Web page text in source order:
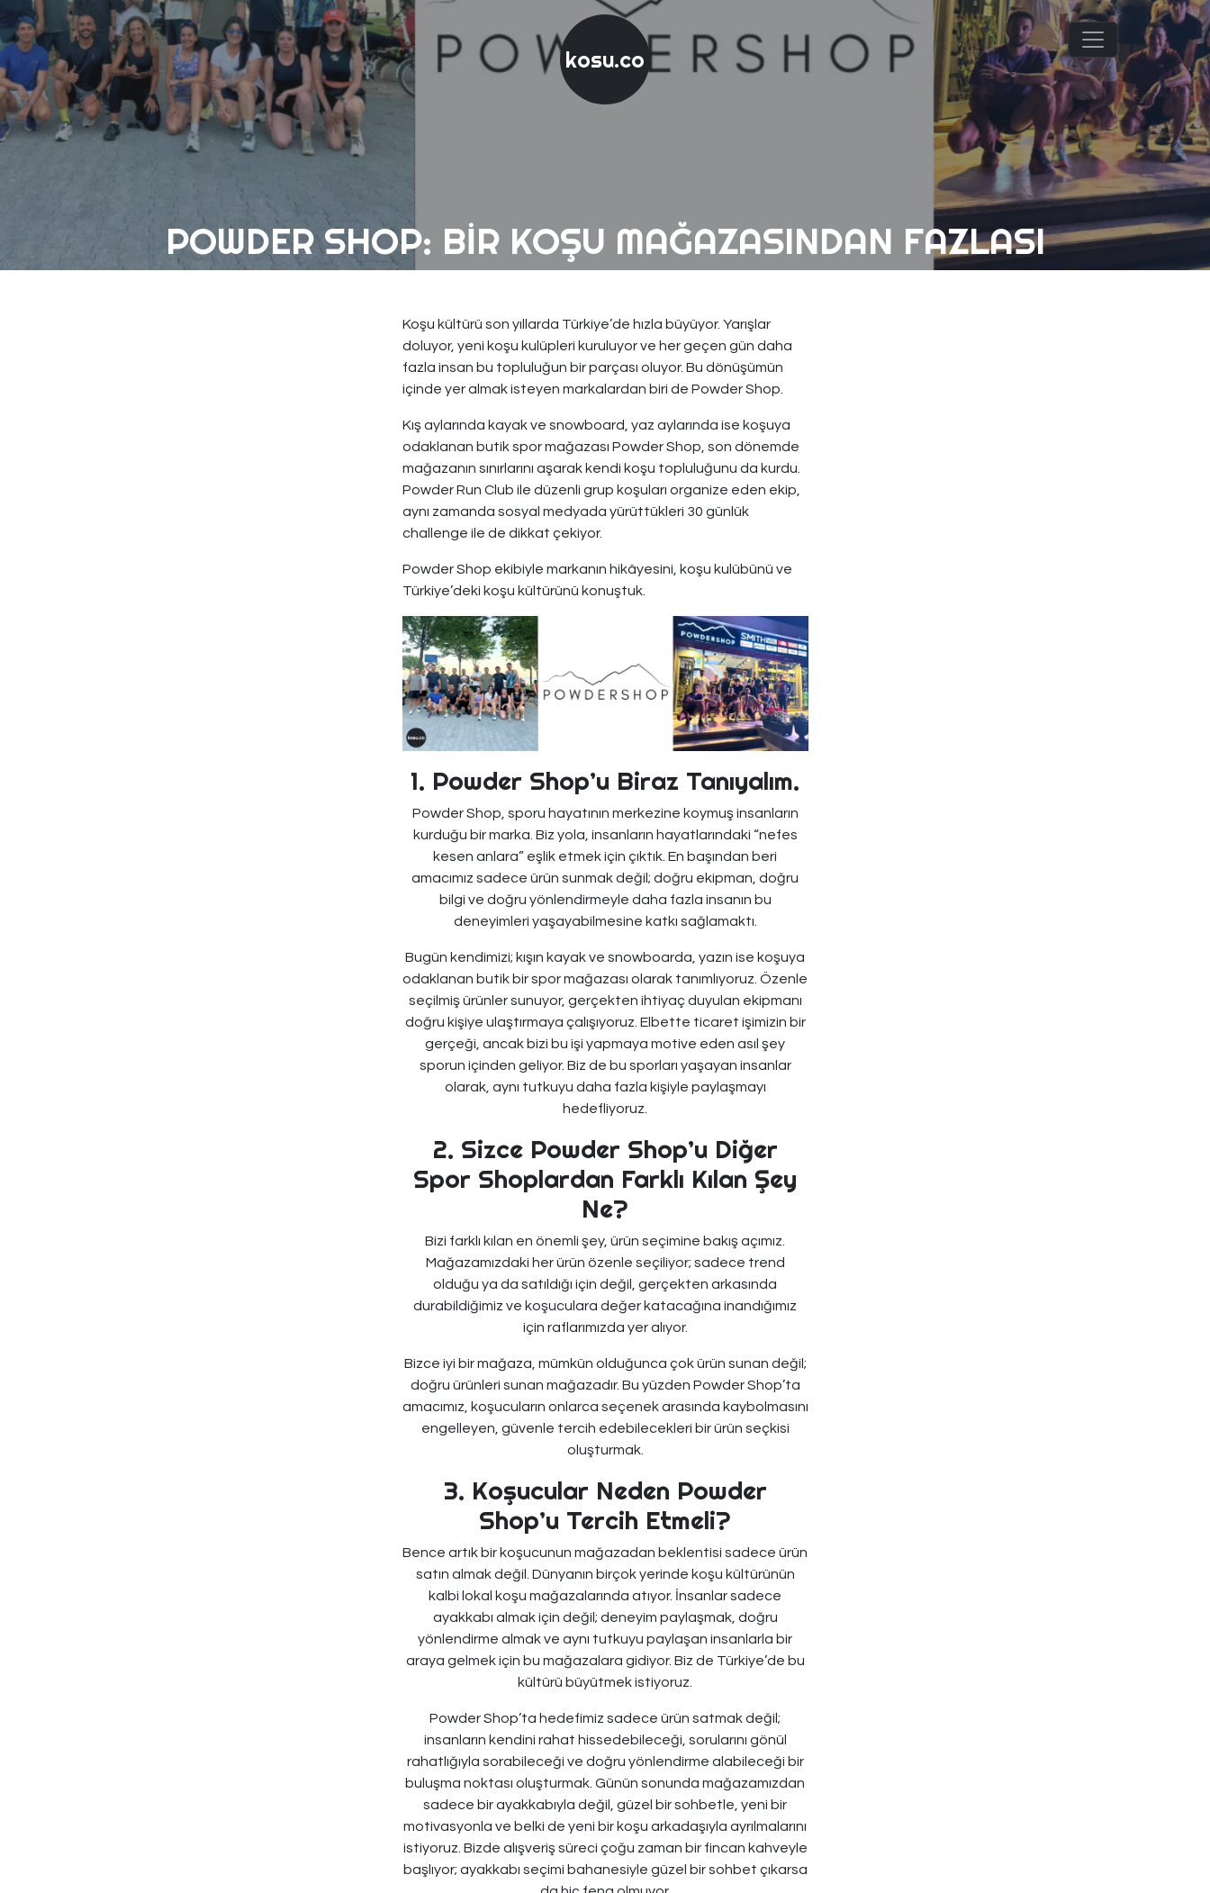
kosu.co
POWDER SHOP: BIR KOŞU MAĞAZASINDAN FAZLASI
Koşu kültürü son yıllarda Türkiye’de hızla büyüyor. Yarışlar
doluyor, yeni koşu kulüpleri kuruluyor ve her geçen gün daha
fazla insan bu topluluğun bir parçası oluyor. Bu dönüşümün
içinde yer almak isteyen markalardan biri de Powder Shop.
Kış aylarında kayak ve snowboard, yaz aylarında ise koşuya
odaklanan butik spor mağazası Powder Shop, son dönemde
mağazanın sınırlarını aşarak kendi koşu topluluğunu da kurdu.
Powder Run Club ile düzenli grup koşuları organize eden ekip,
aynı zamanda sosyal medyada yürüttükleri 30 günlük
challenge ile de dikkat çekiyor.
Powder Shop ekibiyle markanın hikâyesini, koşu kulübünü ve
Türkiye’deki koşu kültürünü konuştuk.
1. Powder Shop’u Biraz Tanıyalım.
Powder Shop, sporu hayatının merkezine koymuş insanların
kurduğu bir marka. Biz yola, insanların hayatlarındaki “nefes
kesen anlara” eşlik etmek için çıktık. En başından beri
amacımız sadece ürün sunmak değil; doğru ekipman, doğru
bilgi ve doğru yönlendirmeyle daha fazla insanın bu
deneyimleri yaşayabilmesine katkı sağlamaktı.
Bugün kendimizi; kışın kayak ve snowboarda, yazın ise koşuya
odaklanan butik bir spor mağazası olarak tanımlıyoruz. Özenle
seçilmiş ürünler sunuyor, gerçekten ihtiyaç duyulan ekipmanı
doğru kişiye ulaştırmaya çalışıyoruz. Elbette ticaret işimizin bir
gerçeği, ancak bizi bu işi yapmaya motive eden asıl şey
sporun içinden geliyor. Biz de bu sporları yaşayan insanlar
olarak, aynı tutkuyu daha fazla kişiyle paylaşmayı
hedefliyoruz.
2. Sizce Powder Shop’u Diğer
Spor Shoplardan Farklı Kılan Şey
Ne?
Bizi farklı kılan en önemli şey, ürün seçimine bakış açımız.
Mağazamızdaki her ürün özenle seçiliyor; sadece trend
olduğu ya da satıldığı için değil, gerçekten arkasında
durabildiğimiz ve koşuculara değer katacağına inandığımız
için raflarımızda yer alıyor.
Bizce iyi bir mağaza, mümkün olduğunca çok ürün sunan değil;
doğru ürünleri sunan mağazadır. Bu yüzden Powder Shop’ta
amacımız, koşucuların onlarca seçenek arasında kaybolmasını
engelleyen, güvenle tercih edebilecekleri bir ürün seçkisi
oluşturmak.
3. Koşucular Neden Powder
Shop’u Tercih Etmeli?
Bence artık bir koşucunun mağazadan beklentisi sadece ürün
satın almak değil. Dünyanın birçok yerinde koşu kültürünün
kalbi lokal koşu mağazalarında atıyor. İnsanlar sadece
ayakkabı almak için değil; deneyim paylaşmak, doğru
yönlendirme almak ve aynı tutkuyu paylaşan insanlarla bir
araya gelmek için bu mağazalara gidiyor. Biz de Türkiye’de bu
kültürü büyütmek istiyoruz.
Powder Shop’ta hedefimiz sadece ürün satmak değil;
insanların kendini rahat hissedebileceği, sorularını gönül
rahatlığıyla sorabileceği ve doğru yönlendirme alabileceği bir
buluşma noktası oluşturmak. Günün sonunda mağazamızdan
sadece bir ayakkabıyla değil, güzel bir sohbetle, yeni bir
motivasyonla ve belki de yeni bir koşu arkadaşıyla ayrılmalarını
istiyoruz. Bizde alışveriş süreci çoğu zaman bir fincan kahveyle
başlıyor; ayakkabı seçimi bahanesiyle güzel bir sohbet çıkarsa